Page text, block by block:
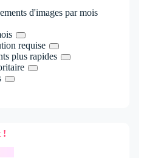
d'images par mois
requise
plus rapides